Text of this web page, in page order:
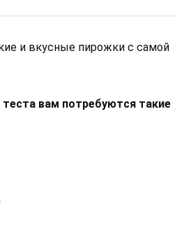
и вкусные пирожки с самой
вам потребуются такие